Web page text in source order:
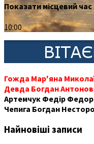
Показати місцевий час
10:00
Гожда Мар'яна
Девда Богдан
Артемчук Федір
Чепига Богдан
Найновіші записи